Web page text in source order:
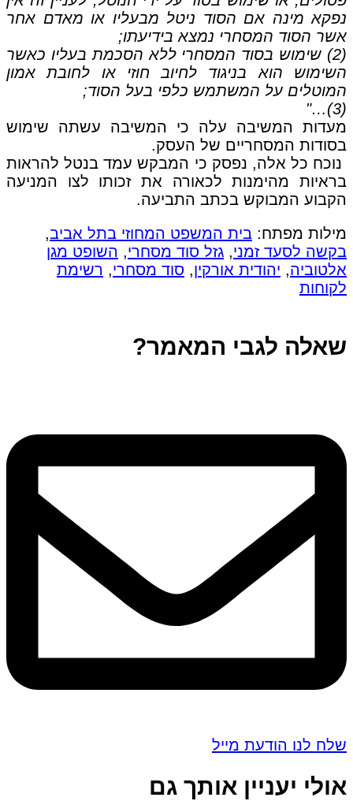
נפקא מינה אם הסוד ניטל מבעליו או מאדם אחר
אשר הסוד המסחרי נמצא בידיעתו;
(2) שימוש בסוד המסחרי ללא הסכמת בעליו כאשר
השימוש הוא בניגוד לחיוב חוזי או לחובת אמון
המוטלים על המשתמש כלפי בעל הסוד;
(3)…"
מעדות המשיבה עלה כי המשיבה עשתה שימוש
בסודות המסחריים של העסק.
נוכח כל אלה, נפסק כי המבקש עמד בנטל להראות
בראיות מהימנות לכאורה את זכותו לצו המניעה
הקבוע המבוקש בכתב התביעה.
מילות מפתח: בית המשפט המחוזי בתל אביב,
בקשה לסעד זמני, גזל סוד מסחרי, השופט מגן
אלטוביה, יהודית אורקין, סוד מסחרי, רשימת
לקוחות
שאלה לגבי המאמר?
שלח לנו הודעת מייל
אולי יעניין אותך גם